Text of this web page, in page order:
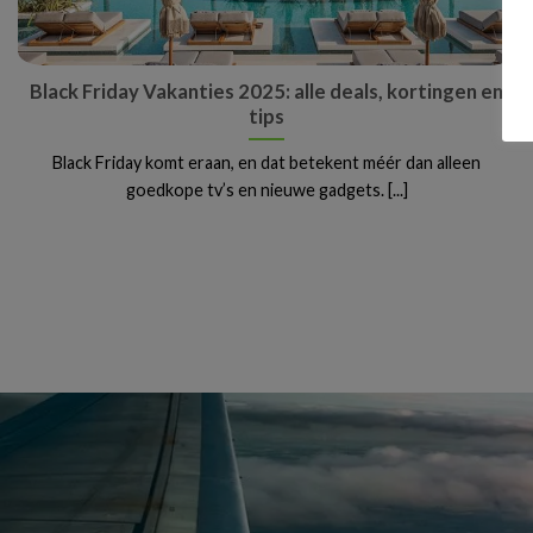
Black Friday Vakanties 2025: alle deals, kortingen en
tips
Black Friday komt eraan, en dat betekent méér dan alleen
goedkope tv’s en nieuwe gadgets. [...]